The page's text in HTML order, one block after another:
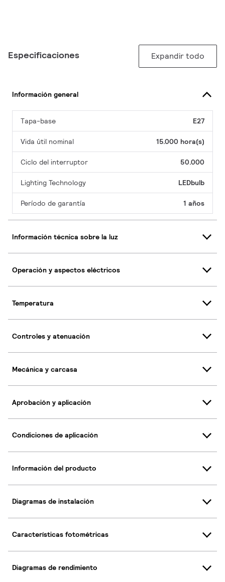
Especificaciones Expandir todo
Información general
Tapa-base E27
Vida útil nominal 15.000 hora(s)
Ciclo del interruptor 50.000
Lighting Technology LEDbulb
Período de garantía 1 años
Información técnica sobre la luz
Operación y aspectos eléctricos
Temperatura
Controles y atenuación
Mecánica y carcasa
Aprobación y aplicación
Condiciones de aplicación
Información del producto
Diagramas de instalación
Características fotométricas
Diagramas de rendimiento